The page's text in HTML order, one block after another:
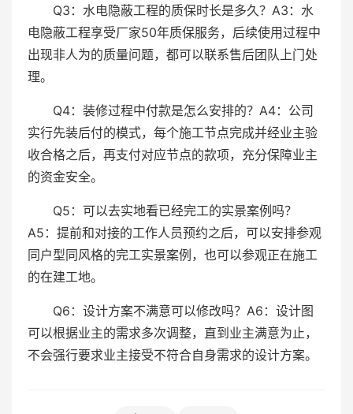
Q3：水电隐蔽工程的质保时长是多久？A3：水
电隐蔽工程享受厂家50年质保服务，后续使用过程中
出现非人为的质量问题，都可以联系售后团队上门处
理。
Q4：装修过程中付款是怎么安排的？A4：公司
实行先装后付的模式，每个施工节点完成并经业主验
收合格之后，再支付对应节点的款项，充分保障业主
的资金安全。
Q5：可以去实地看已经完工的实景案例吗？
A5：提前和对接的工作人员预约之后，可以安排参观
同户型同风格的完工实景案例，也可以参观正在施工
的在建工地。
Q6：设计方案不满意可以修改吗？A6：设计图
可以根据业主的需求多次调整，直到业主满意为止，
不会强行要求业主接受不符合自身需求的设计方案。